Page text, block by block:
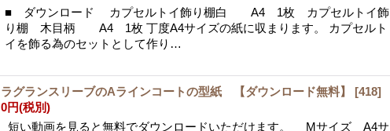
■ ダウンロード カプセルトイ飾り棚白 A4 1枚 カプセルトイ飾
り棚 木目柄 A4 1枚 丁度A4サイズの紙に収まります。 カプセルト
イを飾る為のセットとして作り…
ラグランスリーブのAラインコートの型紙 【ダウンロード無料】 [418]
0円(税別)
短い動画を見ると無料でダウンロードいただけます。 Mサイズ A4サ